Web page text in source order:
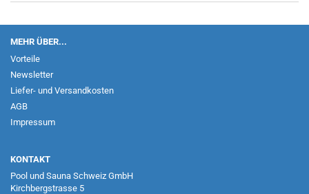
MEHR ÜBER...
Vorteile
Newsletter
Liefer- und Versandkosten
AGB
Impressum
KONTAKT
Pool und Sauna Schweiz GmbH
Kirchbergstrasse 5